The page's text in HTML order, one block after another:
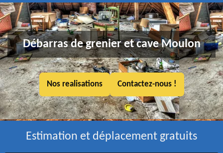
Débarras de grenier et cave Moulon
Nos realisations Contactez-nous !
Estimation et déplacement gratuits